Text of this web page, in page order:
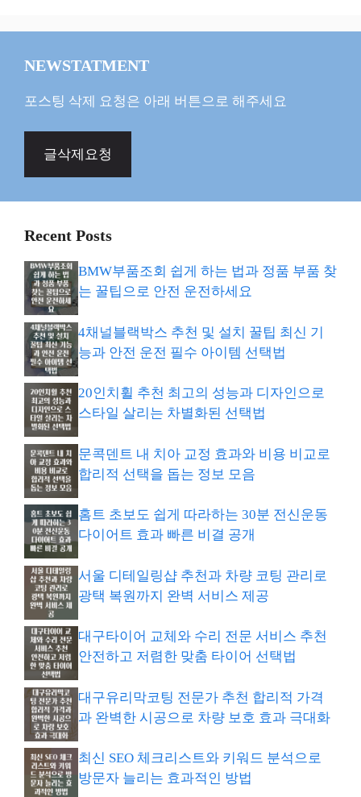
NEWSTATMENT
포스팅 삭제 요청은 아래 버튼으로 해주세요
글삭제요청
Recent Posts
BMW부품조회 쉽게 하는 법과 정품 부품 찾
는 꿀팁으로 안전 운전하세요
4채널블랙박스 추천 및 설치 꿀팁 최신 기
능과 안전 운전 필수 아이템 선택법
20인치휠 추천 최고의 성능과 디자인으로
스타일 살리는 차별화된 선택법
문콕덴트 내 치아 교정 효과와 비용 비교로
합리적 선택을 돕는 정보 모음
홈트 초보도 쉽게 따라하는 30분 전신운동
다이어트 효과 빠른 비결 공개
서울 디테일링샵 추천과 차량 코팅 관리로
광택 복원까지 완벽 서비스 제공
대구타이어 교체와 수리 전문 서비스 추천
안전하고 저렴한 맞춤 타이어 선택법
대구유리막코팅 전문가 추천 합리적 가격
과 완벽한 시공으로 차량 보호 효과 극대화
최신 SEO 체크리스트와 키워드 분석으로
방문자 늘리는 효과적인 방법